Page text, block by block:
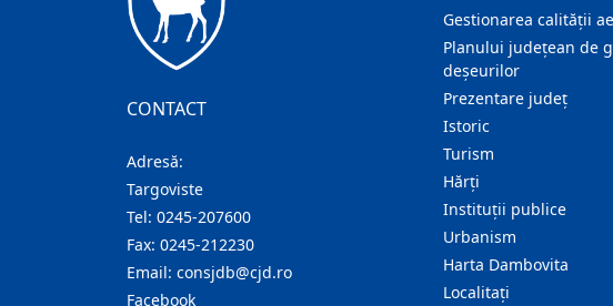
CONTACT
Adresă:
Targoviste
Tel: 0245-207600
Fax: 0245-212230
Email: consjdb@cjd.ro
Facebook
Gestionarea calității
Planului județean de
deșeurilor
Prezentare judeţ
Istoric
Turism
Hărţi
Instituţii publice
Urbanism
Harta Dambovita
Localitaţi